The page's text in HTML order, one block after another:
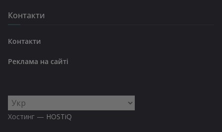
Контакти
Контакти
Реклама на сайті
Вибрати
мову
Хостинг — HOSTiQ